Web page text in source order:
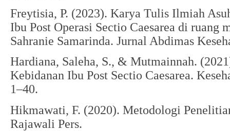
Freytisia, P. (2023). Karya Tulis Ilmiah
Ibu Post Operasi Sectio Caesarea di ruang
Sahranie Samarinda. Jurnal Abdimas
Hardiana, Saleha, S., & Mutmainnah.
Kebidanan Ibu Post Sectio Caesarea.
1–40.
Hikmawati, F. (2020). Metodologi
Rajawali Pers.